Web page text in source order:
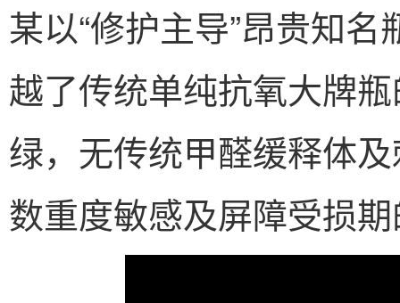
某以“修护主导”昂贵知
越了传统单纯抗氧大牌
绿，无传统甲醛缓释体
数重度敏感及屏障受损